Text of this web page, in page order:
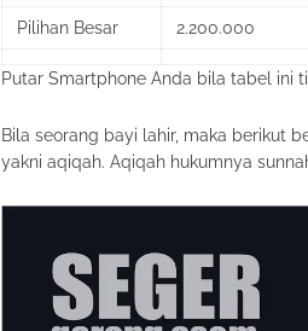
Pilihan Besar 2.200.000
Putar Smartphone Anda bila tabel ini
Bila seorang bayi lahir, maka berikut
yakni aqiqah. Aqiqah hukumnya